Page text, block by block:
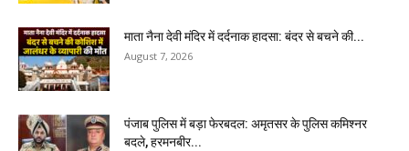
माता नैना देवी मंदिर में दर्दनाक हादसा: बंदर से बचने की...
August 7, 2026
पंजाब पुलिस में बड़ा फेरबदल: अमृतसर के पुलिस कमिश्नर
बदले, हरमनबीर...